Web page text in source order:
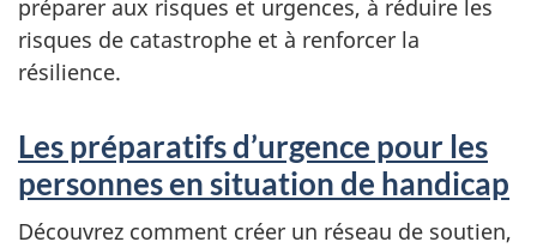
préparer aux risques et urgences, à réduire les
risques de catastrophe et à renforcer la
résilience.
Les préparatifs d’urgence pour les
personnes en situation de handicap
Découvrez comment créer un réseau de soutien,